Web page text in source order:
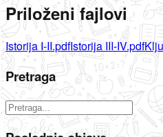
Priloženi fajlovi
Istorija I-II.pdfIstorija III-IV.pdf
Pretraga